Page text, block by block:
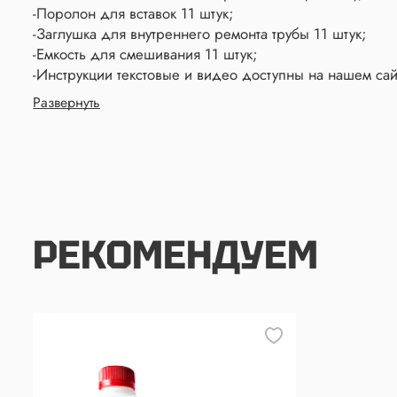
-Поролон для вставок 11 штук;
-Заглушка для внутреннего ремонта трубы 11 штук;
-Емкость для смешивания 11 штук;
-Инструкции текстовые и видео доступны на нашем
Развернуть
РЕКОМЕНДУЕМ